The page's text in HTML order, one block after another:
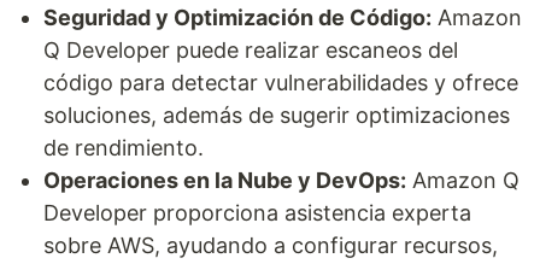
Seguridad y Optimización de Código: Amazon
Q Developer puede realizar escaneos del
código para detectar vulnerabilidades y ofrece
soluciones, además de sugerir optimizaciones
de rendimiento.
Operaciones en la Nube y DevOps: Amazon Q
Developer proporciona asistencia experta
sobre AWS, ayudando a configurar recursos,